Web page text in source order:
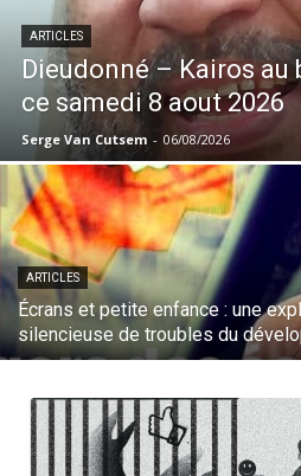
ARTICLES
Dieudonné – Kairos au
ce samedi 8 aout 2026
Serge Van Cutsem - 06/08/2026
ARTICLES
Écrans et petite enfance : une
silencieuse de troubles du